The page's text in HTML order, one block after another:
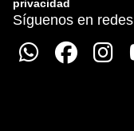
privacidad
Síguenos en redes